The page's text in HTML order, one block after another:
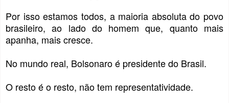
Por isso estamos todos, a maioria absoluta do povo
brasileiro, ao lado do homem que, quanto mais
apanha, mais cresce.
No mundo real, Bolsonaro é presidente do Brasil.
O resto é o resto, não tem representatividade.